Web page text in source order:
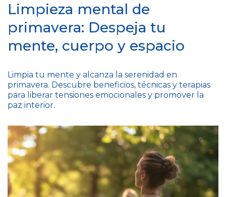
Limpieza mental de
primavera: Despeja tu
mente, cuerpo y espacio
Limpia tu mente y alcanza la serenidad en
primavera. Descubre beneficios, técnicas y terapias
para liberar tensiones emocionales y promover la
paz interior.